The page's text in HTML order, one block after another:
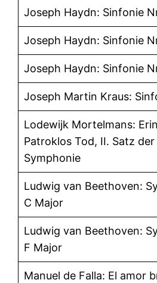
Joseph Haydn: Sinfonie
Joseph Haydn: Sinfonie
Joseph Haydn: Sinfonie
Joseph Martin Kraus:
Lodewijk Mortelmans:
Patroklos Tod, II. Satz
Symphonie
Ludwig van Beethoven:
C Major
Ludwig van Beethoven:
F Major
Manuel de Falla: El amor